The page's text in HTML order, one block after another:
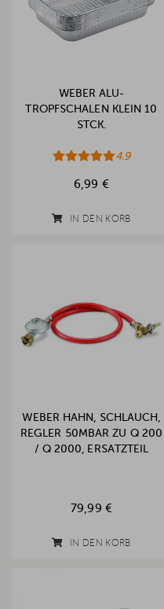
WEBER ALU-
TROPFSCHALEN KLEIN 10
STCK.
4.9
6,99 €
IN DEN KORB
WEBER HAHN, SCHLAUCH,
REGLER 50MBAR ZU Q 200
/ Q 2000, ERSATZTEIL
79,99 €
IN DEN KORB